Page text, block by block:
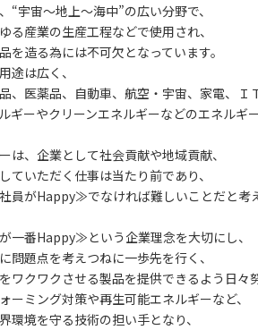
“宇宙～地上～海中”の広い分野で、
る産業の生産工程などで使用され、
を造る為には不可欠となっています。
途は広く、
、医薬品、自動車、航空・宇宙、家電、Ｉ
ギーやクリーンエネルギーなどのエネルギ
は、企業として社会貢献や地域貢献、
ていただく仕事は当たり前であり、
員がHappy≫でなければ難しいことだと考え
一番Happy≫という企業理念を大切にし、
問題点を考えつねに一歩先を行く、
ワクワクさせる製品を提供できるよう日々
ーミング対策や再生可能エネルギーなど、
環境を守る技術の担い手となり、